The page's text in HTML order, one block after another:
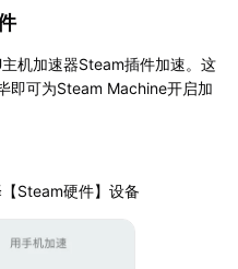
机加速器Steam插件加速。这
即可为Steam Machine开启加
Steam硬件】设备